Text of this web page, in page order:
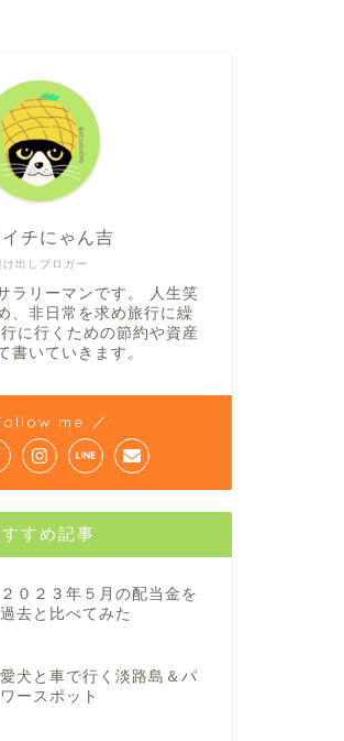
け出しブロガー
チにゃん吉
ラリーマンです。 人生笑
、非日常を求め旅行に繰
に行くための節約や資産
書いていきます。
me ／
すめ記事
２０２３年５月の配当金を
過去と比べてみた
愛犬と車で行く淡路島＆パ
ワースポット